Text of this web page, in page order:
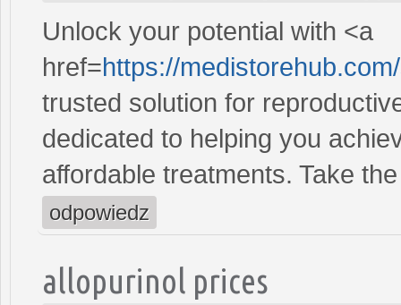
Unlock your potential with <a
href=https://
trusted solution for
dedicated to helping you
affordable treatments. Take
odpowiedz
allopurinol prices